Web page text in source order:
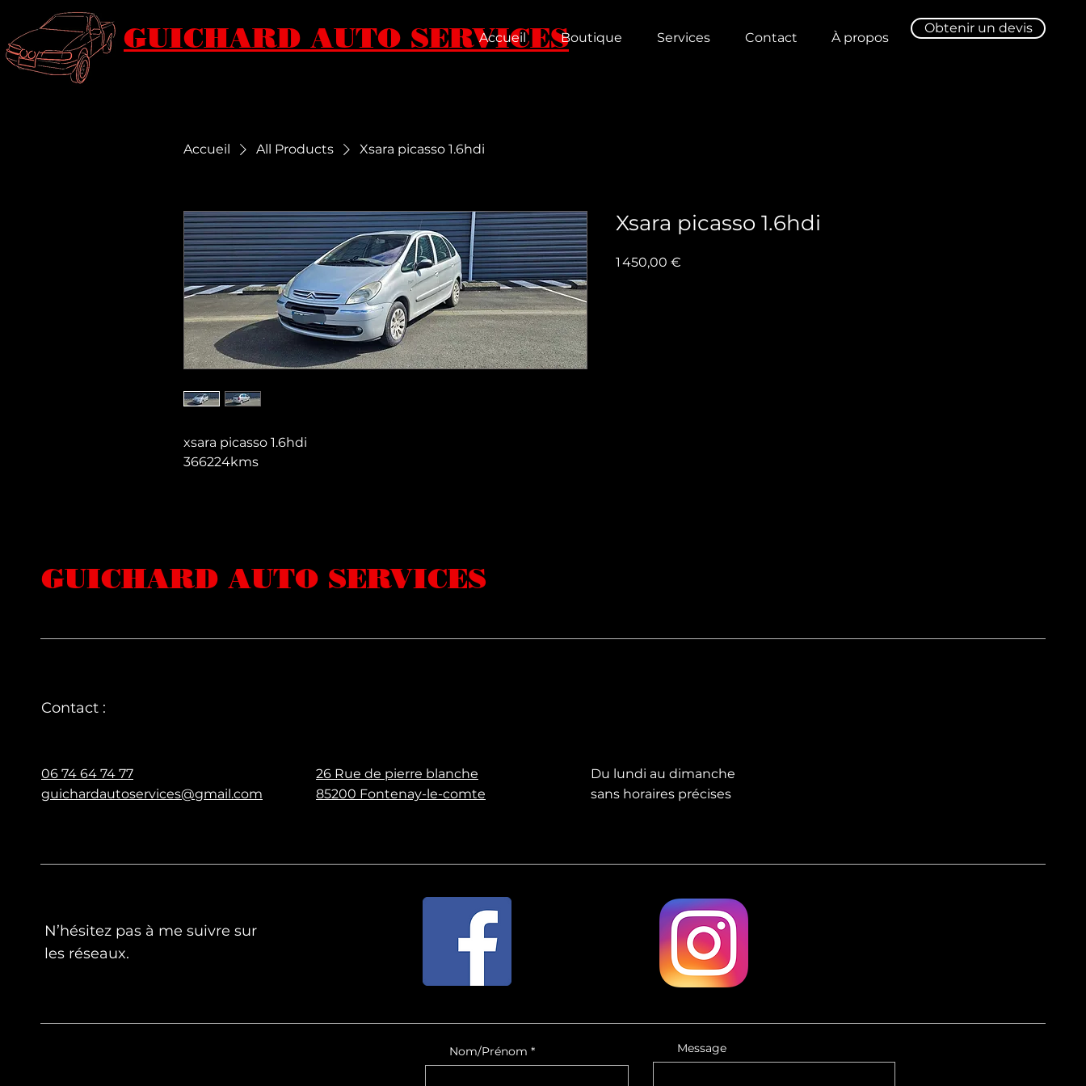
GUICHARD AUTO SERVICES
Accueil Boutique Services Contact À propos
Obtenir un devis
Accueil All Products Xsara picasso 1.6hdi
xsara picasso 1.6hdi
366224kms
Xsara picasso 1.6hdi
1 450,00 €
GUICHARD AUTO SERVICES
Contact :
06 74 64 74 77
guichardautoservices@gmail.com
26 Rue de pierre blanche
85200 Fontenay-le-comte
Du lundi au dimanche
sans horaires précises
N’hésitez pas à me suivre sur
les réseaux.
Nom/Prénom Message